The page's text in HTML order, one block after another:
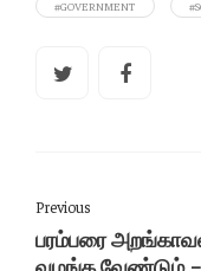
#GOVERNMENT
Previous
பரம்பரை